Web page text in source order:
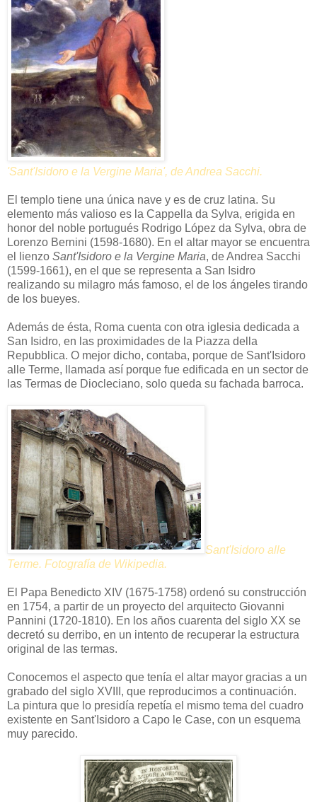
'Sant'Isidoro e la Vergine Maria', de Andrea Sacchi.
El templo tiene una única nave y es de cruz latina. Su
elemento más valioso es la Cappella da Sylva, erigida en
honor del noble portugués Rodrigo López da Sylva, obra de
Lorenzo Bernini (1598-1680). En el altar mayor se encuentra
el lienzo Sant'Isidoro e la Vergine Maria, de Andrea Sacchi
(1599-1661), en el que se representa a San Isidro
realizando su milagro más famoso, el de los ángeles tirando
de los bueyes.
Además de ésta, Roma cuenta con otra iglesia dedicada a
San Isidro, en las proximidades de la Piazza della
Repubblica. O mejor dicho, contaba, porque de Sant'Isidoro
alle Terme, llamada así porque fue edificada en un sector de
las Termas de Diocleciano, solo queda su fachada barroca.
Sant'Isidoro alle
Terme. Fotografía de Wikipedia.
El Papa Benedicto XIV (1675-1758) ordenó su construcción
en 1754, a partir de un proyecto del arquitecto Giovanni
Pannini (1720-1810). En los años cuarenta del siglo XX se
decretó su derribo, en un intento de recuperar la estructura
original de las termas.
Conocemos el aspecto que tenía el altar mayor gracias a un
grabado del siglo XVIII, que reproducimos a continuación.
La pintura que lo presidía repetía el mismo tema del cuadro
existente en Sant'Isidoro a Capo le Case, con un esquema
muy parecido.